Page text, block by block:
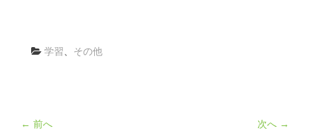
学習 その他
← 前へ
次へ →